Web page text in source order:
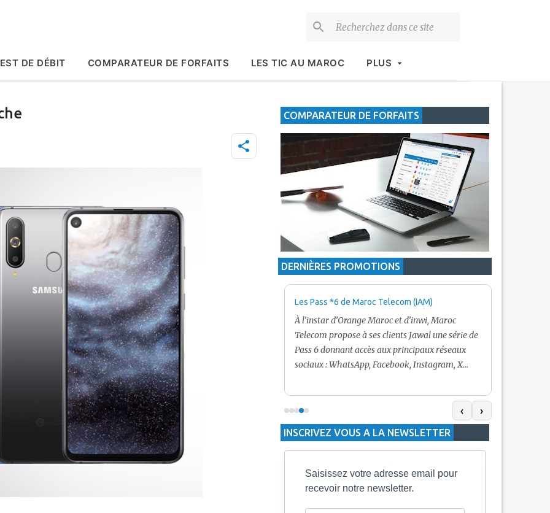
DE DÉBIT COMPARATEUR DE FORFAITS LES TIC AU MAROC PLUS
COMPARATEUR DE FORFAITS
DERNIÈRES PROMOTIONS
inwi fait
Promotion Orange Maroc: Recharge x25 +
Internet
Nouveau! Orange Maroc multiplie les recharges
de ses clients mobiles en prépayé par 25 et ce,
pour toute recharge de 30 Dh ou plus. De plus,
Orange offre, suite à n'importe quelle recharge,
un volume d'internet variant selon le montant de
ladite recharge. La durée de validité du volume
d'internet est de 7 jours alors que celle du solde
Les Pass *6 de Maroc Telecom (IAM)
À l’instar d’Orange Maroc et d’inwi, Maroc
Telecom propose à ses clients Jawal une série de
Pass 6 donnant accès aux principaux réseaux
sociaux : WhatsApp, Facebook, Instagram, X
5 Dh inclut 100 Mo, le Pass 10 Dh offre 400 Mo,
tandis que les formules à 20 Dh et 30 Dh
proposent respectivement 1 Go et 2 Go. Les
durées de validité sont de 3 jours pour
‹ ›
INSCRIVEZ VOUS A LA NEWSLETTER
Saisissez votre adresse email pour
recevoir notre newsletter.